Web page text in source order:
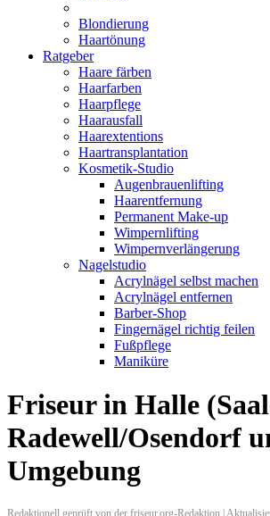
Blondierung
Haartönung
Ratgeber
Haare färben
Haarfarben
Haarpflege
Haarausfall
Haarextentions
Haartransplantation
Kosmetik-Studio
Augenbrauenlifting
Haarentfernung
Permanent Make-up
Wimpernlifting
Wimpernverlängerung
Nagelstudio
Acrylnägel selbst machen
Acrylnägel entfernen
Barber-Shop
Fingernägel richtig feilen
Fußpflege
Maniküre
Friseur in Halle
Radewell/Osendorf
Umgebung
Redaktionell geprüft von der friseur.org-Redaktion |